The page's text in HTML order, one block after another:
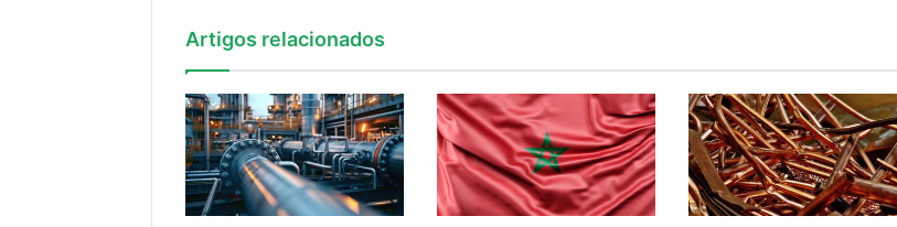
Artigos relacionados